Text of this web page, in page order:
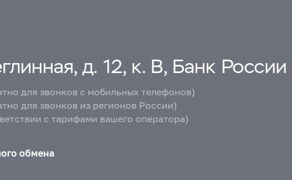
д. 12, к. В, Банк России
для звонков с мобильных телефонов)
для звонков из регионов России)
с тарифами вашего оператора)
обмена